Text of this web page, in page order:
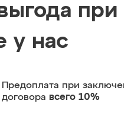
при
у нас
Предоплата при
договора всего 10%